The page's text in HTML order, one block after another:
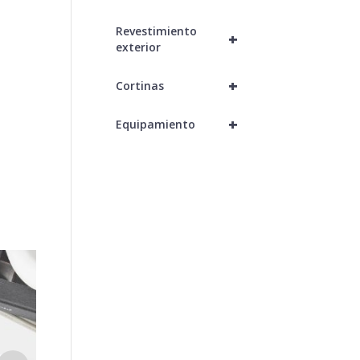
+
Revestimiento
exterior
+
Cortinas
+
Equipamiento